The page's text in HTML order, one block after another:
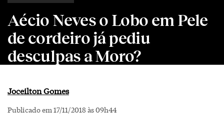
Aécio Neves o Lobo em Pele
de cordeiro já pediu
desculpas a Moro?
Joceilton Gomes
Publicado em 17/11/2018 às 09h44